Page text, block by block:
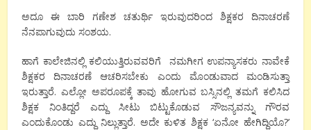
ಅದೂ ಈ ಬಾರಿ ಗಣೇಶ ಚತುರ್ಥಿ ಇರುವುದರಿಂದ ಶಿಕ್ಷಕರ ದಿನಾಚರಣೆ
ನೆನಪಾಗುವುದು ಸಂಶಯ.
ಹಾಗೆ ಕಾಲೇಜಿನಲ್ಲಿ ಕಲಿಯುತ್ತಿರುವವರಿಗೆ ನಮಗೀಗ ಉಪನ್ಯಾಸಕರು ನಾವೇಕೆ
ಶಿಕ್ಷಕರ ದಿನಾಚರಣೆ ಆಚರಿಸಬೇಕು ಎಂದು ಮೊಂಡುವಾದ ಮಂಡಿಸುತ್ತಾ
ಇರುತ್ತಾರೆ. ಎಲ್ಲೋ ಅಪರೂಪಕ್ಕೆ ತಾವು ಹೋಗುವ ಬಸ್ಸಿನಲ್ಲಿ ತಮಗೆ ಕಲಿಸಿದ
ಶಿಕ್ಷಕ ನಿಂತಿದ್ದರೆ ಎದ್ದು ಸೀಟು ಬಿಟ್ಟುಕೊಡುವ ಸೌಜನ್ಯವನ್ನು ಗೌರವ
ಎಂದುಕೊಂಡು ಎದ್ದು ನಿಲ್ಲುತ್ತಾರೆ. ಅದೇ ಕುಳಿತ ಶಿಕ್ಷಕ ‘ಏನೋ ಹೇಗಿದ್ದಿಯೊ?’